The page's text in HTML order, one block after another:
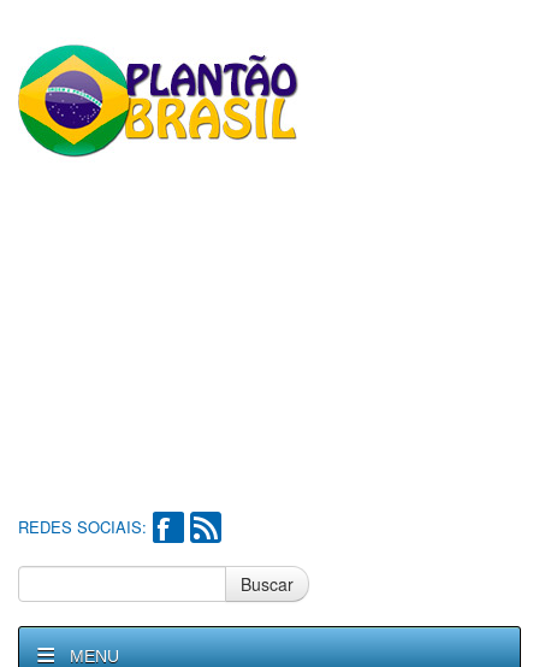
REDES SOCIAIS:
Buscar
MENU